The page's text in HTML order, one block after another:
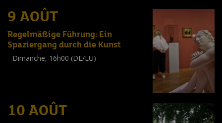
9 AOÛT
Regelmäßige Führung: Ein
Spaziergang durch die Kunst
Dimanche, 16h00 (DE/LU)
10 AOÛT